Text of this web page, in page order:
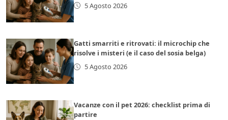
5 Agosto 2026
Gatti smarriti e ritrovati: il microchip che
risolve i misteri (e il caso del sosia belga)
5 Agosto 2026
Vacanze con il pet 2026: checklist prima di
partire